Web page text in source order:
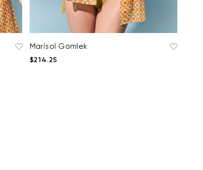
Marisol Gömlek
$214.25